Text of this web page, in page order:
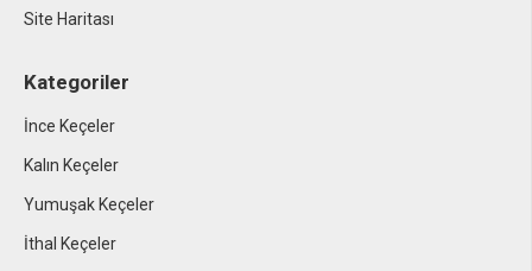
Site Haritası
Kategoriler
İnce Keçeler
Kalın Keçeler
Yumuşak Keçeler
İthal Keçeler